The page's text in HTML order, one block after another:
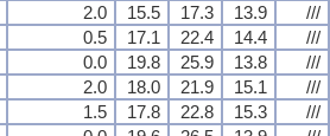
2.0 15.5 17.3 13.9
///
0.5 17.1 22.4 14.4
///
0.0 19.8 25.9 13.8
///
2.0 18.0 21.9 15.1
///
1.5 17.8 22.8 15.3
///